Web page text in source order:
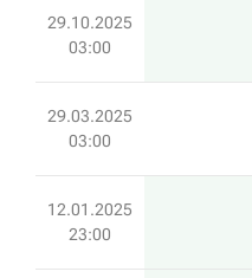
29.10.2025
03:00
29.03.2025
03:00
12.01.2025
23:00